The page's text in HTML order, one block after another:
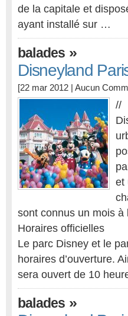
de la capitale et
ayant installé sur …
balades »
Disneyland
[22 mar 2012 | Aucun
//
et
sont connus un mois à
Horaires officielles
Le parc Disney et le
horaires d’ouverture.
sera ouvert de 10
balades »